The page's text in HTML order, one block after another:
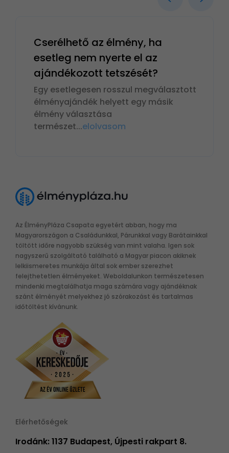
Cserélhető az élmény, ha
esetleg nem nyerte el az
ajándékozott tetszését?
Egy esetlegesen rosszul megválasztott
élményajándék helyett egy másik
élmény választása
természet...elolvasom
Az ÉlményPláza Csapata egyetért abban, hogy ma
Magyarországon a Családunkkal, Párunkkal vagy Barátainkkal
töltött időre nagyobb szükség van mint valaha. Igen sok
nagyszerű szolgáltató található a Magyar piacon akiknek
lelkiismeretes munkája által sok ember szerezhet
felejthetetlen élményeket. Weboldalunkon természetesen
mindenki megtalálhatja maga számára vagy ajándéknak
szánt élményét melyekhez jó szórakozást és tartalmas
időtöltést kívánunk.
Elérhetőségek
Irodánk: 1137 Budapest, Újpesti rakpart 8.